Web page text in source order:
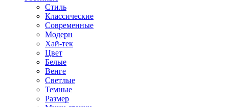
Стиль
Классические
Современные
Модерн
Хай-тек
Цвет
Белые
Венге
Светлые
Темные
Размер